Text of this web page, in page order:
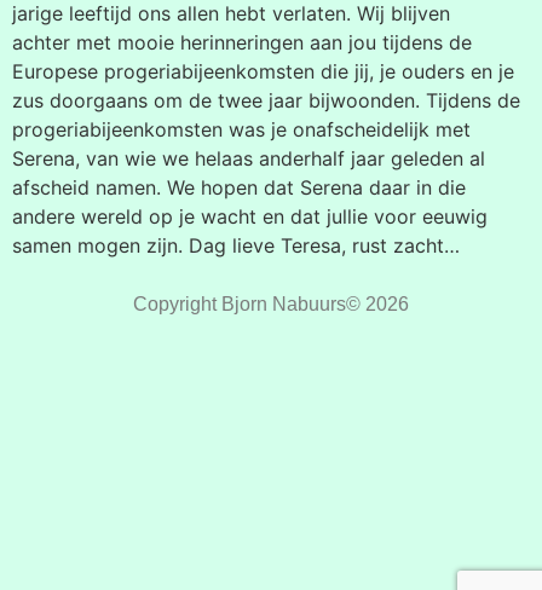
jarige leeftijd ons allen hebt verlaten. Wij blijven
achter met mooie herinneringen aan jou tijdens de
Europese progeriabijeenkomsten die jij, je ouders en je
zus doorgaans om de twee jaar bijwoonden. Tijdens de
progeriabijeenkomsten was je onafscheidelijk met
Serena, van wie we helaas anderhalf jaar geleden al
afscheid namen. We hopen dat Serena daar in die
andere wereld op je wacht en dat jullie voor eeuwig
samen mogen zijn. Dag lieve Teresa, rust zacht…
Copyright Bjorn Nabuurs© 2026